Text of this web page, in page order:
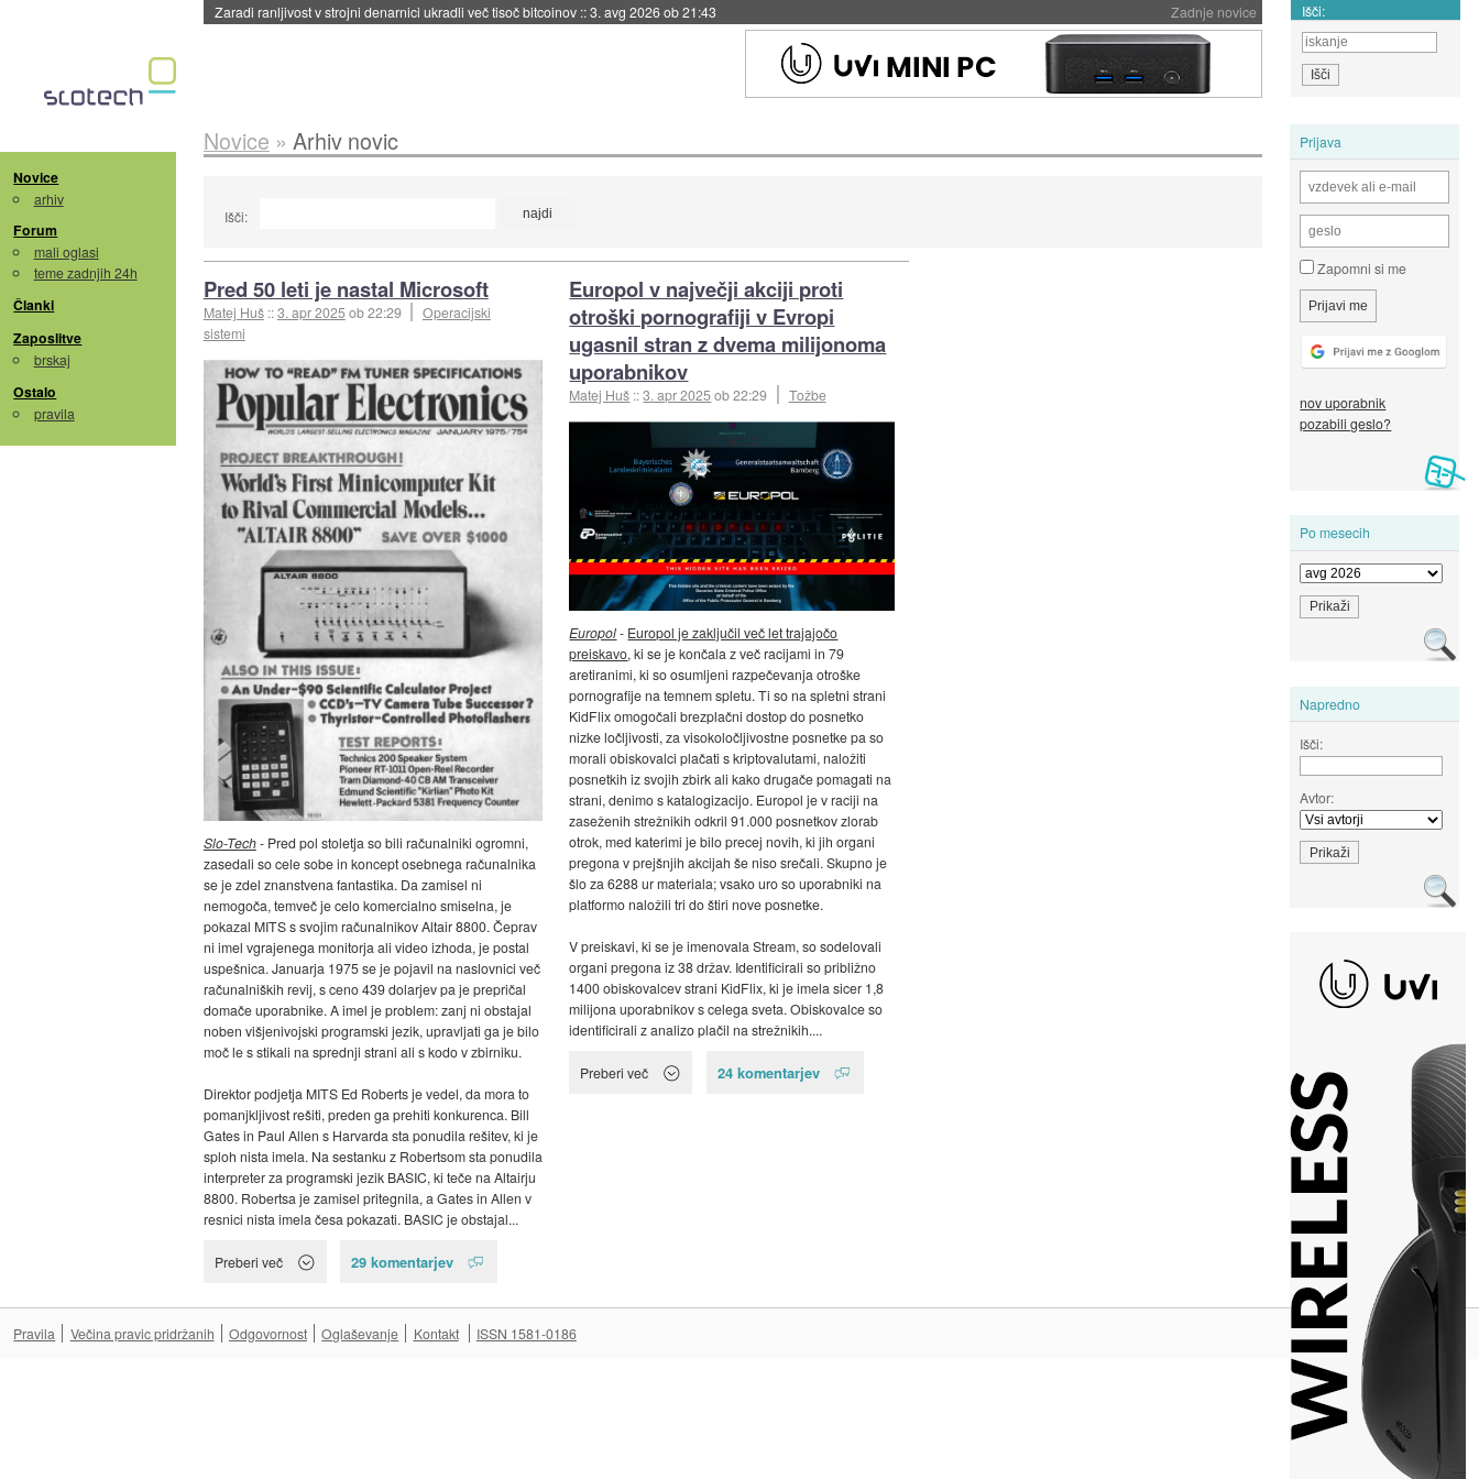
Zadnje novice
Zaradi ranljivost v strojni denarnici ukradli več tisoč bitcoinov ::3. avg 2026 ob 21:43 Išči:
Novice
arhiv
Forum
mali oglasi
teme zadnjih 24h
Članki
Zaposlitve
brskaj
Ostalo
pravila
Prijava
Zapomni si me
nov uporabnik
pozabili geslo?
Po mesecih
Napredno
Išči:
Avtor:
Novice » Arhiv novic
Išči:
Pred 50 leti je nastal Microsoft
Matej Huš ::3. apr 2025ob 22:29
Operacijski
sistemi
Slo-Tech- Pred pol stoletja so bili računalniki ogromni,
zasedali so cele sobe in koncept osebnega računalnika
se je zdel znanstvena fantastika. Da zamisel ni
nemogoča, temveč je celo komercialno smiselna, je
pokazal MITS s svojim računalnikov Altair 8800. Čeprav
ni imel vgrajenega monitorja ali video izhoda, je postal
uspešnica. Januarja 1975 se je pojavil na naslovnici več
računalniških revij, s ceno 439 dolarjev pa je prepričal
domače uporabnike. A imel je problem: zanj ni obstajal
noben višjenivojski programski jezik, upravljati ga je bilo
moč le s stikali na sprednji strani ali s kodo v zbirniku.
Direktor podjetja MITS Ed Roberts je vedel, da mora to
pomanjkljivost rešiti, preden ga prehiti konkurenca. Bill
Gates in Paul Allen s Harvarda sta ponudila rešitev, ki je
sploh nista imela. Na sestanku z Robertsom sta ponudila
interpreter za programski jezik BASIC, ki teče na Altairju
8800. Robertsa je zamisel pritegnila, a Gates in Allen v
resnici nista imela česa pokazati. BASIC je obstajal...
Preberi več 29 komentarjev
Europol v največji akciji proti
otroški pornografiji v Evropi
ugasnil stran z dvema milijonoma
uporabnikov
Matej Huš ::3. apr 2025ob 22:29 Tožbe
Europol- Europol je zaključil več let trajajočo
preiskavo, ki se je končala z več racijami in 79
aretiranimi, ki so osumljeni razpečevanja otroške
pornografije na temnem spletu. Ti so na spletni strani
KidFlix omogočali brezplačni dostop do posnetko
nizke ločljivosti, za visokoločljivostne posnetke pa so
morali obiskovalci plačati s kriptovalutami, naložiti
posnetkih iz svojih zbirk ali kako drugače pomagati na
strani, denimo s katalogizacijo. Europol je v raciji na
zaseženih strežnikih odkril 91.000 posnetkov zlorab
otrok, med katerimi je bilo precej novih, ki jih organi
pregona v prejšnjih akcijah še niso srečali. Skupno je
šlo za 6288 ur materiala; vsako uro so uporabniki na
platformo naložili tri do štiri nove posnetke.
V preiskavi, ki se je imenovala Stream, so sodelovali
organi pregona iz 38 držav. Identificirali so približno
1400 obiskovalcev strani KidFlix, ki je imela sicer 1,8
milijona uporabnikov s celega sveta. Obiskovalce so
identificirali z analizo plačil na strežnikih....
Preberi več 24 komentarjev
Pravila Večina pravic pridržanih Odgovornost Oglaševanje Kontakt ISSN 1581-0186